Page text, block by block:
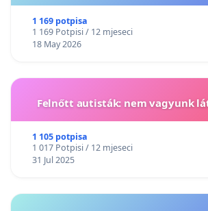
1 169 potpisa
1 169 Potpisi / 12 mjeseci
18 May 2026
Felnőtt autisták: nem vagyunk
1 105 potpisa
1 017 Potpisi / 12 mjeseci
31 Jul 2025